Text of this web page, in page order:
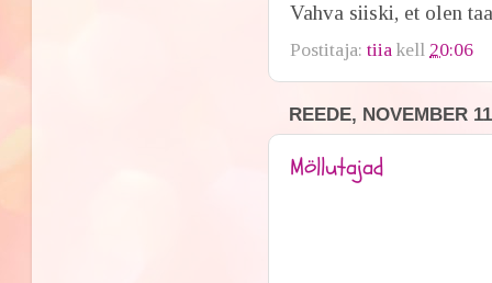
Vahva siiski, et olen
Postitaja:tiia kell 20:06
REEDE, NOVEMBER
Möllutajad